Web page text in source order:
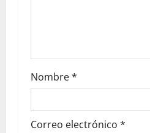
Nombre*
Correo electrónico *